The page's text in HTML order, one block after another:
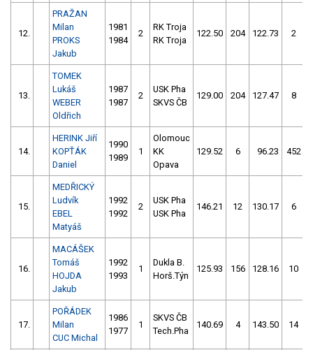
12.
PRAŽAN
Milan
PROKS
Jakub
1981
1984
2
RK Troja
RK Troja
122.50 204 122.73 2
13.
TOMEK
Lukáš
WEBER
Oldřich
1987
1987
2
USK Pha
SKVS ČB
129.00 204 127.47 8
14.
HERINK Jiří
KOPŤÁK
Daniel
1990
1989
1
Olomouc
KK
Opava
129.52 6 96.23 452
15.
MEDŘICKÝ
Ludvík
EBEL
Matyáš
1992
1992
2
USK Pha
USK Pha
146.21 12 130.17 6
16.
MACÁŠEK
Tomáš
HOJDA
Jakub
1992
1993
1
Dukla B.
Horš.Týn
125.93 156 128.16 10
17.
POŘÁDEK
Milan
CUC Michal
1986
1977
1
SKVS ČB
Tech.Pha
140.69 4 143.50 14